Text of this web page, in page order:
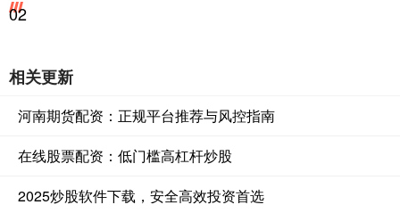
02
相关更新
河南期货配资：正规平台推荐与风控指南
在线股票配资：低门槛高杠杆炒股
2025炒股软件下载，安全高效投资首选